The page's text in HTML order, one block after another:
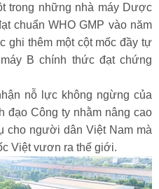
trong những nhà máy Dược
chuẩn WHO GMP vào năm
ghi thêm một cột mốc đầy tự
B chính thức đạt chứng
nỗ lực không ngừng của
đạo Công ty nhằm nâng cao
cho người dân Việt Nam mà
Việt vươn ra thế giới.